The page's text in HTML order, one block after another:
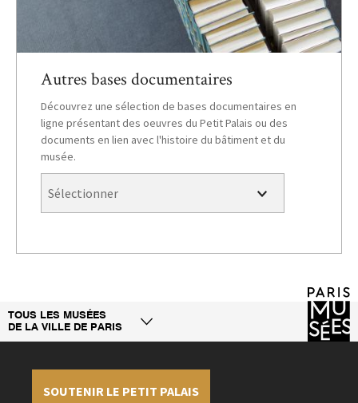
Autres bases documentaires
Découvrez une sélection de bases documentaires en
ligne présentant des oeuvres du Petit Palais ou des
documents en lien avec l'histoire du bâtiment et du
musée.
TOUS LES MUSÉES
DE LA VILLE DE PARIS
SOUTENIR LE PETIT PALAIS